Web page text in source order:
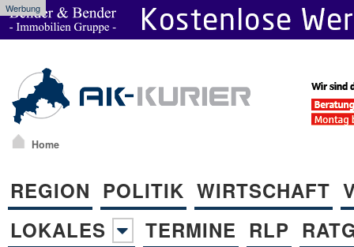
Werbung
Home
REGION POLITIK WIRTSCHAFT
LOKALES
TERMINE RLP